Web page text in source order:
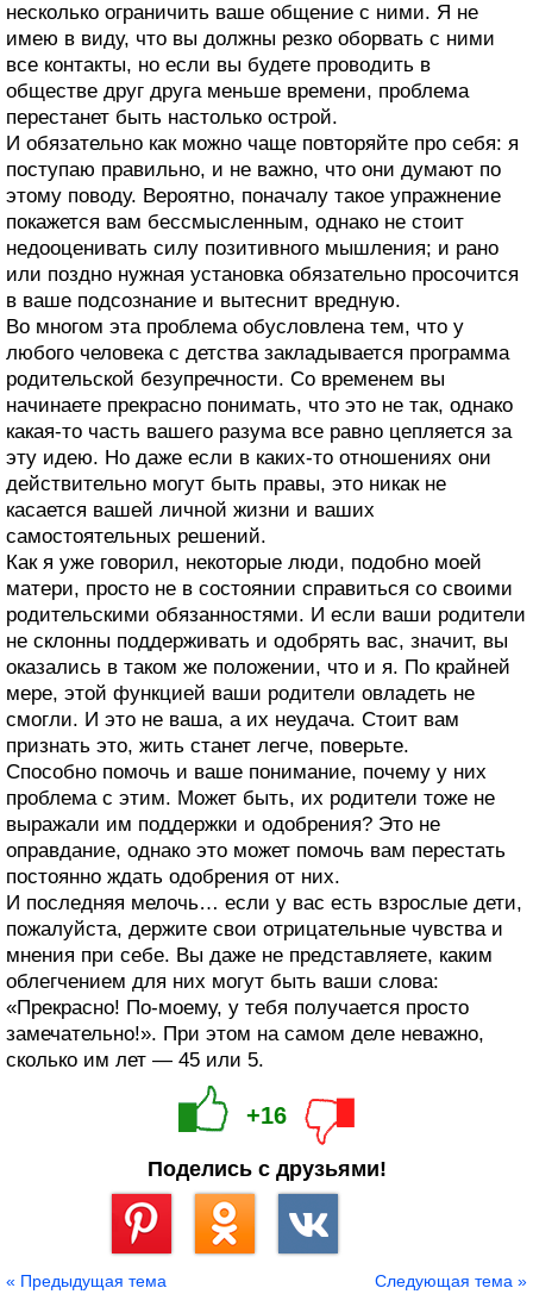
несколько ограничить ваше общение с ними. Я не
имею в виду, что вы должны резко оборвать с ними
все контакты, но если вы будете проводить в
обществе друг друга меньше времени, проблема
перестанет быть настолько острой.
И обязательно как можно чаще повторяйте про себя: я
поступаю правильно, и не важно, что они думают по
этому поводу. Вероятно, поначалу такое упражнение
покажется вам бессмысленным, однако не стоит
недооценивать силу позитивного мышления; и рано
или поздно нужная установка обязательно просочится
в ваше подсознание и вытеснит вредную.
Во многом эта проблема обусловлена тем, что у
любого человека с детства закладывается программа
родительской безупречности. Со временем вы
начинаете прекрасно понимать, что это не так, однако
какая-то часть вашего разума все равно цепляется за
эту идею. Но даже если в каких-то отношениях они
действительно могут быть правы, это никак не
касается вашей личной жизни и ваших
самостоятельных решений.
Как я уже говорил, некоторые люди, подобно моей
матери, просто не в состоянии справиться со своими
родительскими обязанностями. И если ваши родители
не склонны поддерживать и одобрять вас, значит, вы
оказались в таком же положении, что и я. По крайней
мере, этой функцией ваши родители овладеть не
смогли. И это не ваша, а их неудача. Стоит вам
признать это, жить станет легче, поверьте.
Способно помочь и ваше понимание, почему у них
проблема с этим. Может быть, их родители тоже не
выражали им поддержки и одобрения? Это не
оправдание, однако это может помочь вам перестать
постоянно ждать одобрения от них.
И последняя мелочь… если у вас есть взрослые дети,
пожалуйста, держите свои отрицательные чувства и
мнения при себе. Вы даже не представляете, каким
облегчением для них могут быть ваши слова:
«Прекрасно! По-моему, у тебя получается просто
замечательно!». При этом на самом деле неважно,
сколько им лет — 45 или 5.
+16
Поделись с друзьями!
« Предыдущая тема Следующая тема »